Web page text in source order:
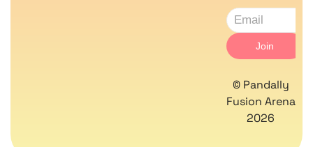
© Pandally
Fusion Arena
2026